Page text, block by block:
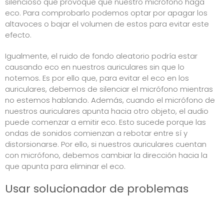
eco. Para comprobarlo podemos optar por apagar los
altavoces o bajar el volumen de estos para evitar este
efecto.
Igualmente, el ruido de fondo aleatorio podría estar
causando eco en nuestros auriculares sin que lo
notemos. Es por ello que, para evitar el eco en los
auriculares, debemos de silenciar el micrófono mientras
no estemos hablando. Además, cuando el micrófono de
nuestros auriculares apunta hacia otro objeto, el audio
puede comenzar a emitir eco. Esto sucede porque las
ondas de sonidos comienzan a rebotar entre sí y
distorsionarse. Por ello, si nuestros auriculares cuentan
con micrófono, debemos cambiar la dirección hacia la
que apunta para eliminar el eco.
Usar solucionador de problemas